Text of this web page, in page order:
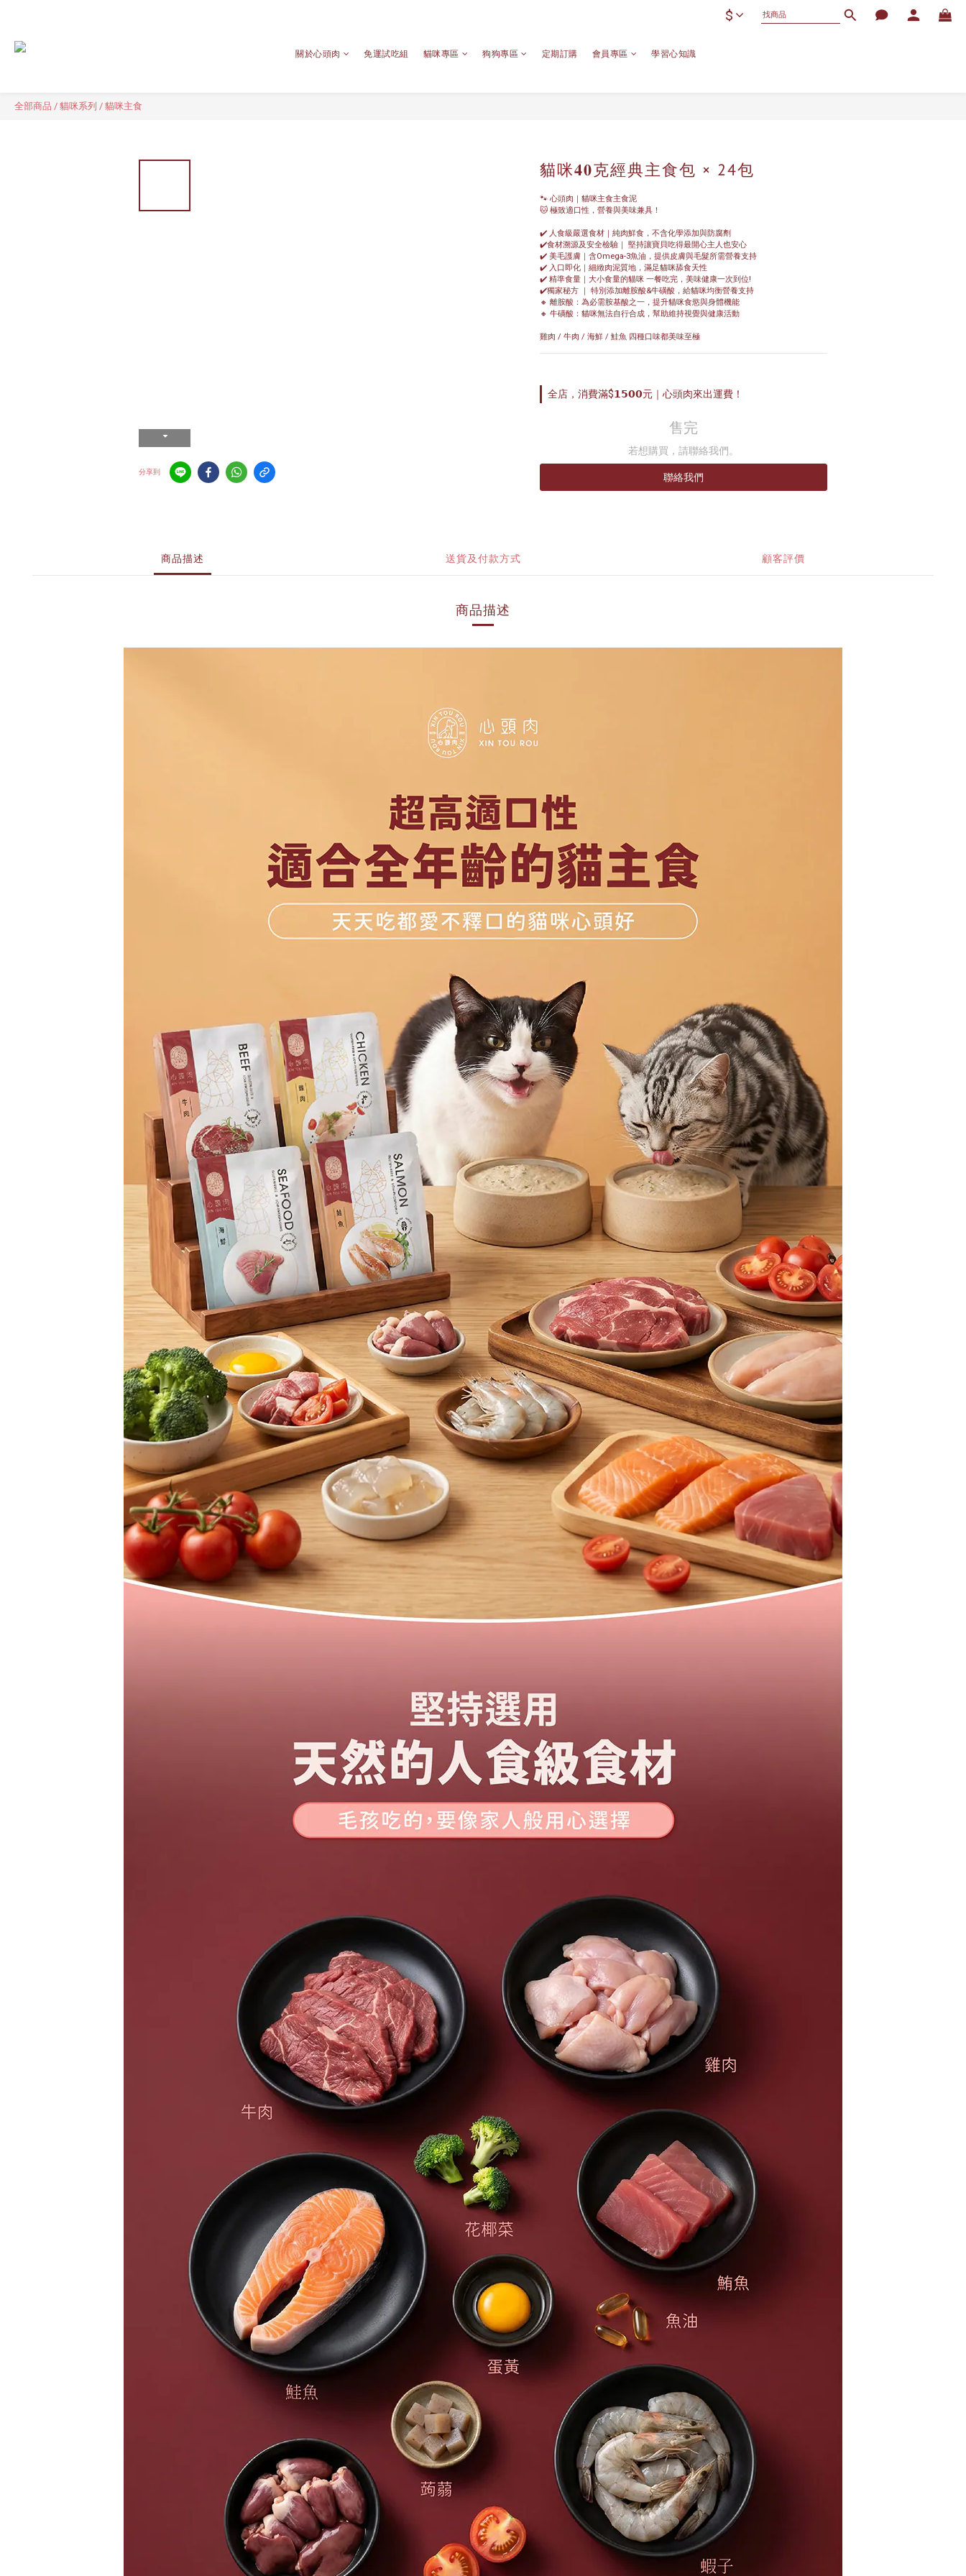
$
關於心頭肉 免運試吃組 貓咪專區 狗狗專區 定期訂購 會員專區 學習心知識
全部商品 / 貓咪系列 / 貓咪主食
分享到
貓咪𝟒𝟎克經典主食包 × 24包
🐾 心頭肉｜貓咪主食主食泥
🐱 極致適口性，營養與美味兼具！
✔️ 人食級嚴選食材｜純肉鮮食，不含化學添加與防腐劑
✔️食材溯源及安全檢驗｜ 堅持讓寶貝吃得最開心主人也安心
✔️ 美毛護膚｜含Omega-3魚油，提供皮膚與毛髮所需營養支持
✔️ 入口即化｜細緻肉泥質地，滿足貓咪舔食天性
✔️ 精準食量｜大小食量的貓咪 一餐吃完，美味健康一次到位!
✔️獨家秘方 ｜ 特別添加離胺酸&牛磺酸，給貓咪均衡營養支持
🔸 離胺酸：為必需胺基酸之一，提升貓咪食慾與身體機能
🔸 牛磺酸：貓咪無法自行合成，幫助維持視覺與健康活動
雞肉 / 牛肉 / 海鮮 / 鮭魚 四種口味都美味至極
全店，消費滿$𝟭𝟱𝟬𝟬元｜心頭肉來出運費！
售完
若想購買，請聯絡我們。
聯絡我們
商品描述 送貨及付款方式 顧客評價
商品描述